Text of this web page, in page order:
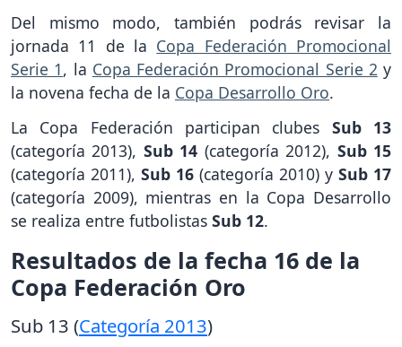
Del mismo modo, también podrás revisar la
jornada 11 de la Copa Federación Promocional
Serie 1, la Copa Federación Promocional Serie 2y
la novena fecha de la Copa Desarrollo Oro.
La Copa Federación participan clubes Sub 13
(categoría 2013), Sub 14 (categoría 2012), Sub 15
(categoría 2011), Sub 16 (categoría 2010) y Sub 17
(categoría 2009), mientras en la Copa Desarrollo
se realiza entre futbolistas Sub 12.
Resultados de la fecha 16 de la
Copa Federación Oro
Sub 13 (Categoría 2013)